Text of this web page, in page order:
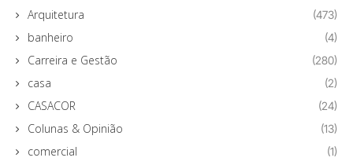
Arquitetura (473)
banheiro (4)
Carreira e Gestão (280)
casa (2)
CASACOR (24)
Colunas & Opinião (13)
comercial (1)